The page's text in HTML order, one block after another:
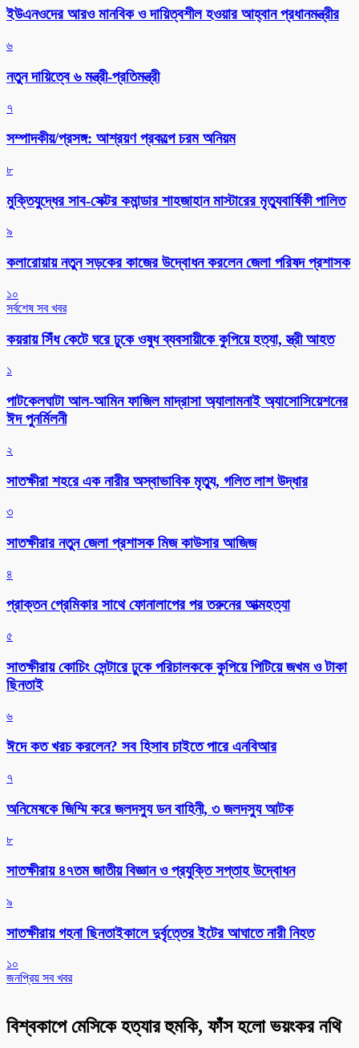
ইউএনওদের আরও মানবিক ও দায়িত্বশীল হওয়ার আহ্বান প্রধানমন্ত্রীর
৬
নতুন দায়িত্বে ৬ মন্ত্রী-প্রতিমন্ত্রী
৭
সম্পাদকীয়/প্রসঙ্গ: আশ্রয়ণ প্রকল্পে চরম অনিয়ম
৮
মুক্তিযুদ্ধের সাব-সেক্টর কমান্ডার শাহজাহান মাস্টারের মৃত্যুবার্ষিকী পালিত
৯
কলারোয়ায় নতুন সড়কের কাজের উদ্বোধন করলেন জেলা পরিষদ প্রশাসক
১০
সর্বশেষ সব খবর
কয়রায় সিঁধ কেটে ঘরে ঢুকে ওষুধ ব্যবসায়ীকে কুপিয়ে হত্যা, স্ত্রী আহত
১
পাটকেলঘাটা আল-আমিন ফাজিল মাদ্রাসা অ্যালামনাই অ্যাসোসিয়েশনের
ঈদ পুনর্মিলনী
২
সাতক্ষীরা শহরে এক নারীর অস্বাভাবিক মৃত্যু, গলিত লাশ উদ্ধার
৩
সাতক্ষীরার নতুন জেলা প্রশাসক মিজ কাউসার আজিজ
৪
প্রাক্তন প্রেমিকার সাথে ফোনালাপের পর তরুনের আত্মহত্যা
৫
সাতক্ষীরায় কোচিং সেন্টারে ঢুকে পরিচালককে কুপিয়ে পিটিয়ে জখম ও টাকা
ছিনতাই
৬
ঈদে কত খরচ করলেন? সব হিসাব চাইতে পারে এনবিআর
৭
অনিমেষকে জিম্মি করে জলদস্যু ডন বাহিনী, ৩ জলদস্যু আটক
৮
সাতক্ষীরায় ৪৭তম জাতীয় বিজ্ঞান ও প্রযুক্তি সপ্তাহ উদ্বোধন
৯
সাতক্ষীরায় গহনা ছিনতাইকালে দুর্বৃত্তের ইটের আঘাতে নারী নিহত
১০
জনপ্রিয় সব খবর
বিশ্বকাপে মেসিকে হত্যার হুমকি, ফাঁস হলো ভয়ংকর নথি